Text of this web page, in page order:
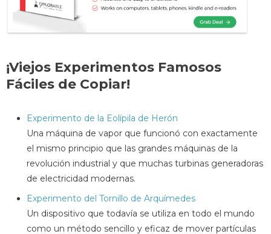
¡Viejos Experimentos Famosos
Fáciles de Copiar!
Experimento de la Eolípila de Herón
Una máquina de vapor que funcionó con exactamente
el mismo principio que las grandes máquinas de la
revolución industrial y que muchas turbinas generadoras
de electricidad modernas.
Experimento del Tornillo de Arquímedes
Un dispositivo que todavía se utiliza en todo el mundo
como un método sencillo y eficaz de mover partículas